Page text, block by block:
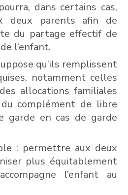
dans certains cas,
deux parents afin de
du partage effectif de
l’enfant.
qu’ils remplissent
notamment celles
allocations familiales
complément de libre
garde en cas de garde
: permettre aux deux
plus équitablement
l’enfant au